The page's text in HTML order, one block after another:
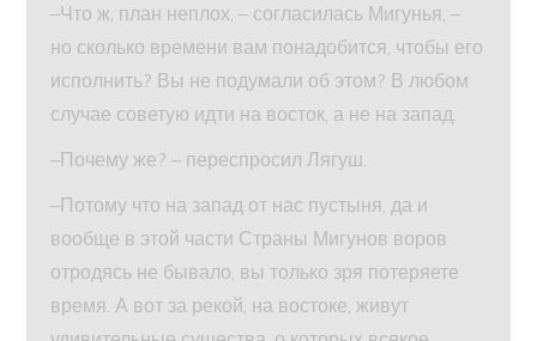
–Что ж, план неплох, – согласилась Мигунья, –
но сколько времени вам понадобится, чтобы его
исполнить? Вы не подумали об этом? В любом
случае советую идти на восток, а не на запад.
–Почему же? – переспросил Лягуш.
–Потому что на запад от нас пустыня, да и
вообще в этой части Страны Мигунов воров
отродясь не бывало, вы только зря потеряете
время. А вот за рекой, на востоке, живут